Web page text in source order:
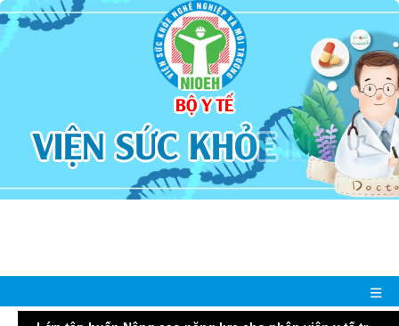
BỘ Y TẾ
VIỆN SỨC KHỎE NGHỀ
NGHIỆP